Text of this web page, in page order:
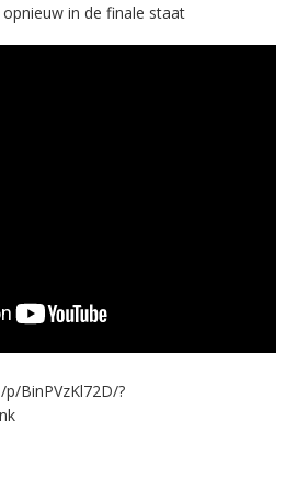
in de finale staat
BinPVzKl72D/?